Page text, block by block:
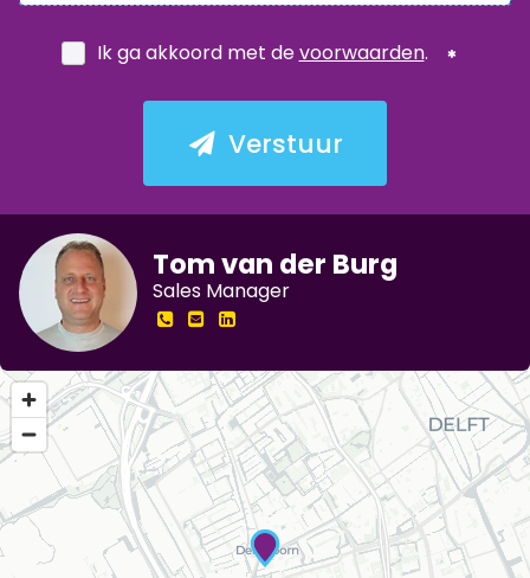
Tom van der Burg
Sales Manager
Ik ga akkoord met devoorwaarden.
Verstuur